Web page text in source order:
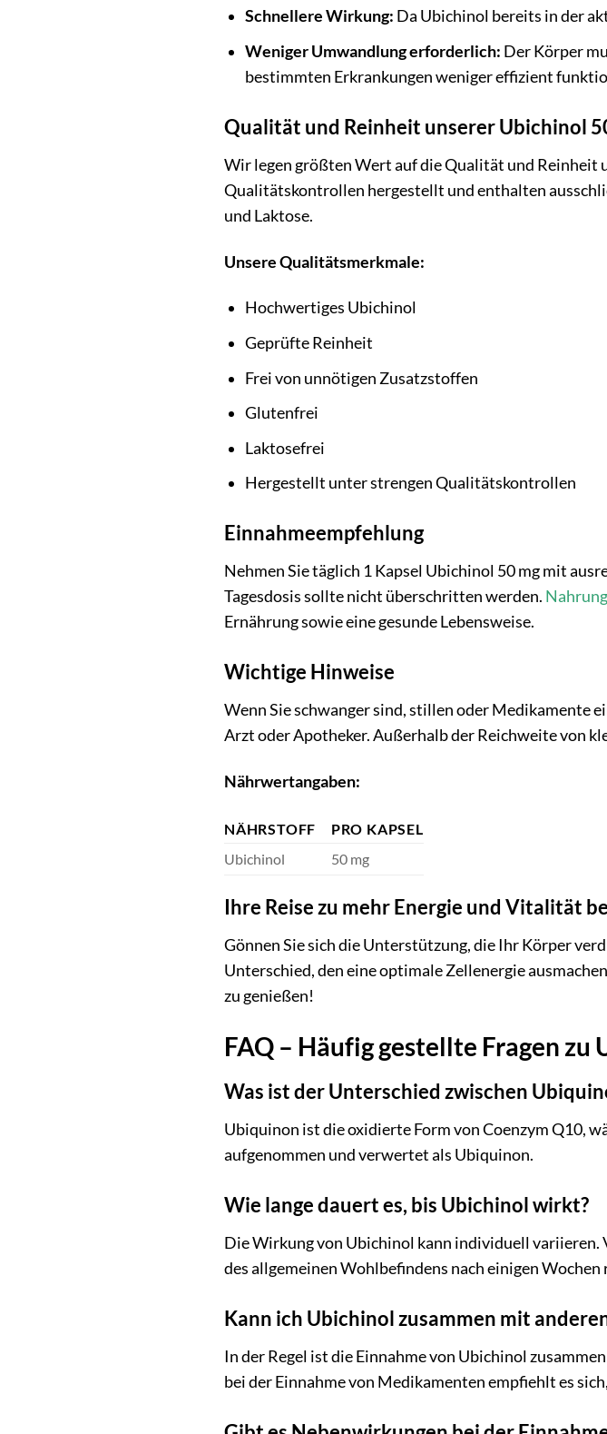
Schnellere Wirkung: Da Ubichinol bereits in der
Weniger Umwandlung erforderlich: Der Körper
bestimmten Erkrankungen weniger effizient
Qualität und Reinheit unserer Ubichinol
Wir legen größten Wert auf die Qualität und Reinheit
Qualitätskontrollen hergestellt und enthalten
und Laktose.
Unsere Qualitätsmerkmale:
Hochwertiges Ubichinol
Geprüfte Reinheit
Frei von unnötigen Zusatzstoffen
Glutenfrei
Laktosefrei
Hergestellt unter strengen Qualitätskontrollen
Einnahmeempfehlung
Nehmen Sie täglich 1 Kapsel Ubichinol 50 mg mit
Tagesdosis sollte nicht überschritten werden.
Ernährung sowie eine gesunde Lebensweise.
Wichtige Hinweise
Wenn Sie schwanger sind, stillen oder Medikamente
Arzt oder Apotheker. Außerhalb der Reichweite von
Nährwertangaben:
NÄHRSTOFF
PRO KAPSEL
Ubichinol
50 mg
Ihre Reise zu mehr Energie und Vitalität
Gönnen Sie sich die Unterstützung, die Ihr Körper
Unterschied, den eine optimale Zellenergie
zu genießen!
FAQ – Häufig gestellte Fragen zu
Was ist der Unterschied zwischen
Ubiquinon ist die oxidierte Form von Coenzym Q10,
aufgenommen und verwertet als Ubiquinon.
Wie lange dauert es, bis Ubichinol wirkt?
Die Wirkung von Ubichinol kann individuell variieren.
des allgemeinen Wohlbefindens nach einigen Wochen
Kann ich Ubichinol zusammen mit
In der Regel ist die Einnahme von Ubichinol
bei der Einnahme von Medikamenten empfiehlt es